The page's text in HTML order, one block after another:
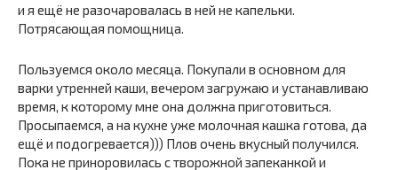
и я ещё не разочаровалась в ней не капельки.
Потрясающая помощница.
Пользуемся около месяца. Покупали в основном для
варки утренней каши, вечером загружаю и устанавливаю
время, к которому мне она должна приготовиться.
Просыпаемся, а на кухне уже молочная кашка готова, да
ещё и подогревается))) Плов очень вкусный получился.
Пока не приноровилась с творожной запеканкой и